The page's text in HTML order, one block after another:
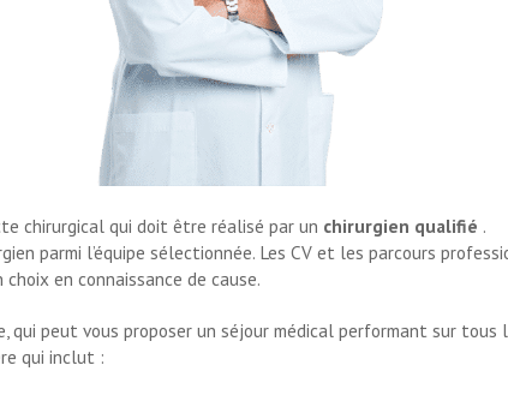
chirurgical qui doit être réalisé par un chirurgien qualifié .
parmi l’équipe sélectionnée. Les CV et les parcours
en connaissance de cause.
peut vous proposer un séjour médical performant sur tous
qui inclut :